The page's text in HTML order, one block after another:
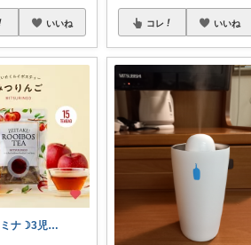
いいね
ミリミナ☽3児の保育士ママ第4子妊娠中
コレ いいね